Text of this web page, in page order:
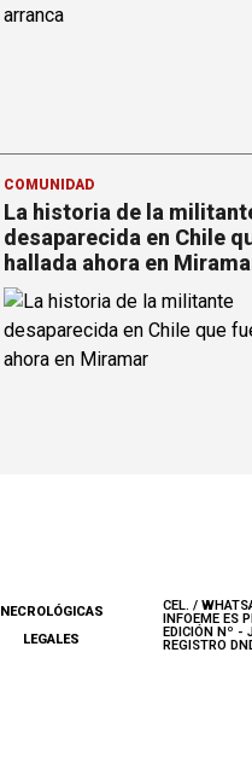
COMUNIDAD
La historia de la
desaparecida en Chile
hallada ahora en
NECROLÓGICAS
LEGALES
CEL. /
INFOEME ES
EDICIÓN Nº -
REGISTRO